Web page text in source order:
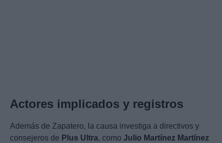
Actores implicados y registros
Además de Zapatero, la causa investiga a directivos y
consejeros de Plus Ultra, como Julio Martínez Martínez